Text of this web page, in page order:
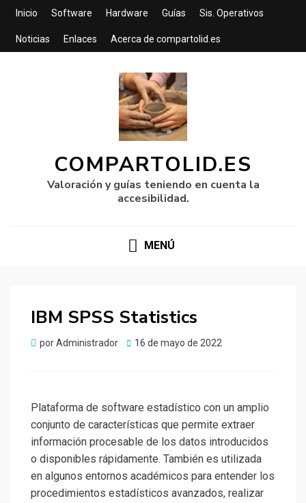
Inicio Software Hardware Guías Sis. Operativos
Noticias Enlaces Acerca de compartolid.es
COMPARTOLID.ES
Valoración y guías teniendo en cuenta la
accesibilidad.
MENÚ
IBM SPSS Statistics
porAdministrador
Publicado
16 de mayo de 2022
Plataforma de software estadístico con un amplio
conjunto de características que permite extraer
información procesable de los datos introducidos
o disponibles rápidamente. También es utilizada
en algunos entornos académicos para entender los
procedimientos estadísticos avanzados, realizar